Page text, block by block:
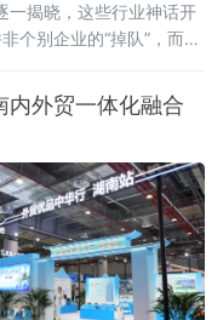
一揭晓，这些行业神话开
别企业的“掉队”，而是
外贸一体化融合